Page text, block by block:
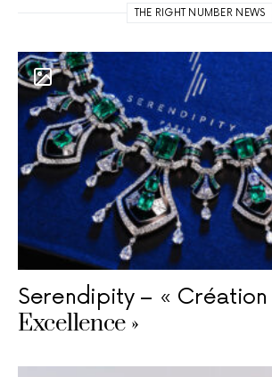
THE RIGHT NUMBER NEWS
Serendipity – «
Excellence »